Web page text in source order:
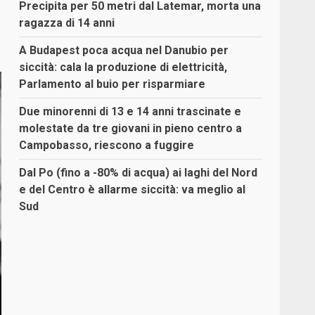
Precipita per 50 metri dal Latemar, morta una
ragazza di 14 anni
A Budapest poca acqua nel Danubio per
siccità: cala la produzione di elettricità,
Parlamento al buio per risparmiare
Due minorenni di 13 e 14 anni trascinate e
molestate da tre giovani in pieno centro a
Campobasso, riescono a fuggire
Dal Po (fino a -80% di acqua) ai laghi del Nord
e del Centro è allarme siccità: va meglio al
Sud